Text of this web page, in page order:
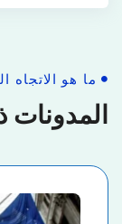
ما هو الاتجاه